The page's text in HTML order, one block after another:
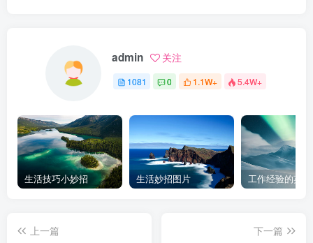
admin 关注
1081 0 1.1W+ 5.4W+
生活技巧小妙招 生活妙招图片 工作经验的英
上一篇
下一篇